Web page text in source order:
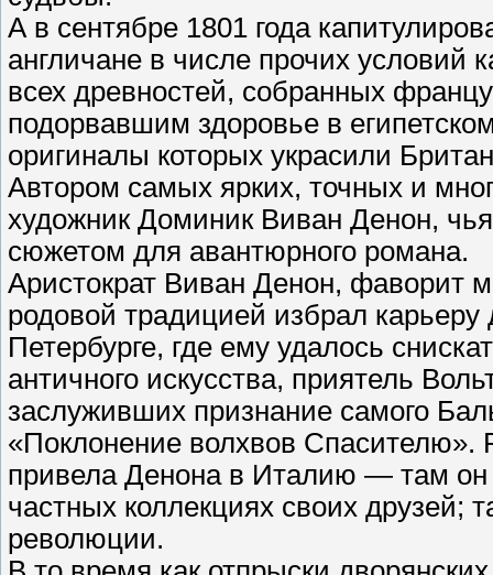
А в сентябре 1801 года
англичане в числе прочих условий
всех древностей, собранных
подорвавшим здоровье в
оригиналы которых украсили
Автором самых ярких, точных и
художник Доминик Виван Денон,
сюжетом для авантюрного романа.
Аристократ Виван Денон, фаворит
родовой традицией избрал
Петербурге, где ему удалось
античного искусства, приятель
заслуживших признание самого
«Поклонение волхвов Спасителю».
привела Денона в Италию — там он
частных коллекциях своих друзей;
революции.